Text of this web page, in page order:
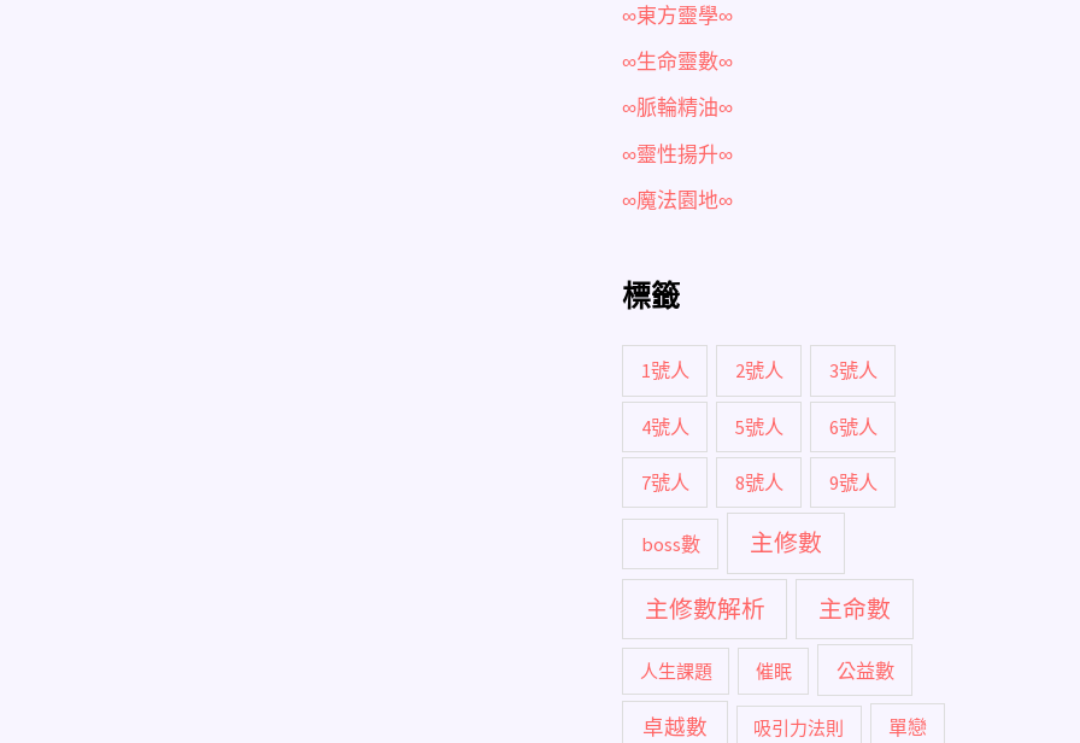
∞東方靈學∞
∞生命靈數∞
∞脈輪精油∞
∞靈性揚升∞
∞魔法園地∞
標籤
1號人 2號人 3號人
4號人 5號人 6號人
7號人 8號人 9號人
boss數 主修數
主修數解析 主命數
人生課題 催眠 公益數
卓越數 吸引力法則 單戀